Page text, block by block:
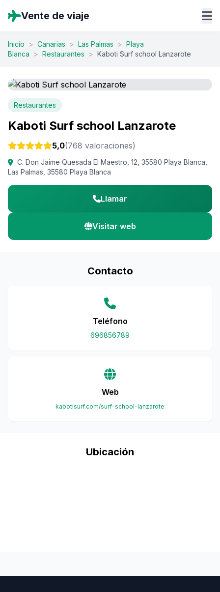
Vente de viaje
Inicio > Canarias > Las Palmas > Playa
Blanca
> Restaurantes > Kaboti Surf school Lanzarote
Restaurantes
Kaboti Surf school Lanzarote
5,0(768 valoraciones)
C. Don Jaime Quesada El Maestro, 12, 35580 Playa Blanca,
Las Palmas, 35580 Playa Blanca
Llamar
Visitar web
Contacto
Teléfono
696856789
Web
kabotisurf.com/surf-school-lanzarote
Ubicación